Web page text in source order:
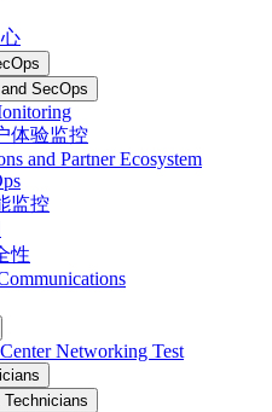
SecOps
体验监控
and Partner Ecosystem
监控
性
Networking Test
Technicians